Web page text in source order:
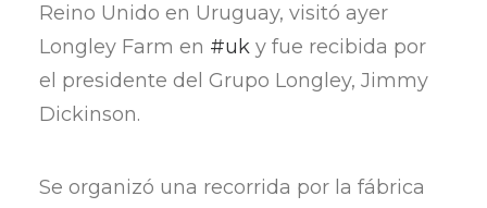
Reino Unido en Uruguay, visitó ayer
Longley Farm en #uk y fue recibida por
el presidente del Grupo Longley, Jimmy
Dickinson.
Se organizó una recorrida por la fábrica